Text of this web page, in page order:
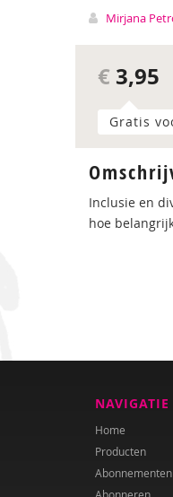
Mirjana
€ 3,95
Gratis
Inclusie en
hoe
NAVIGATIE
Home
Producten
Abonnementen